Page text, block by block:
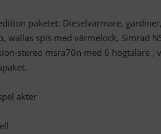
paketet: Dieselvärmare,
wallas spis med värmelock, Simrad
stereo msra70n med 6 högtalare ,
akter